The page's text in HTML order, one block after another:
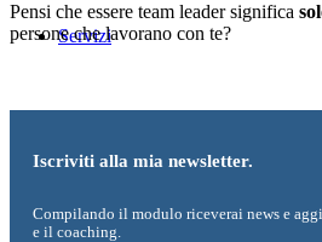
Servizi
Team Leadership
Pensi che essere team leader significa
persone che lavorano con te?
Iscriviti alla mia newsletter.
Compilando il modulo riceverai news e
e il coaching.